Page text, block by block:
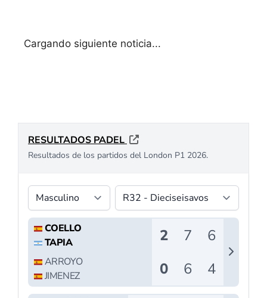
Cargando siguiente noticia...